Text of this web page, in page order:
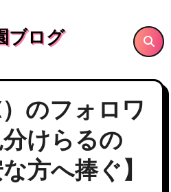
ブログ
のフォロワ
けらるの
方へ捧ぐ】